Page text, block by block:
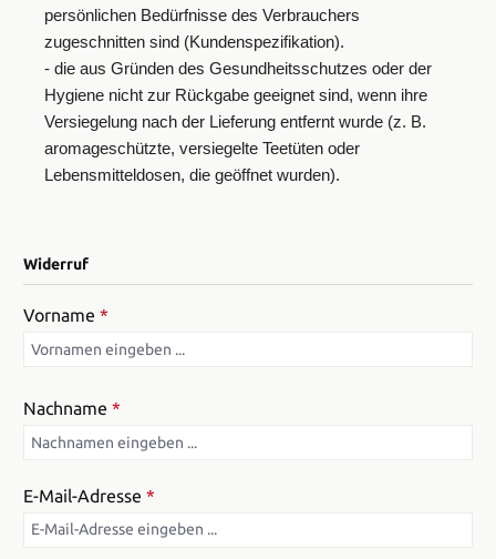
persönlichen Bedürfnisse des Verbrauchers
zugeschnitten sind (Kundenspezifikation).
- die aus Gründen des Gesundheitsschutzes oder der
Hygiene nicht zur Rückgabe geeignet sind, wenn ihre
Versiegelung nach der Lieferung entfernt wurde (z. B.
aromageschützte, versiegelte Teetüten oder
Lebensmitteldosen, die geöffnet wurden).
Widerruf
Vorname *
Nachname *
E-Mail-Adresse *